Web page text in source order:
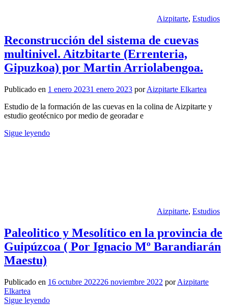
Aizpitarte, Estudios
Reconstrucción del sistema de cuevas
multinivel. Aitzbitarte (Errenteria,
Gipuzkoa) por Martin Arriolabengoa.
Publicado en 1 enero 20231 enero 2023 porAizpitarte Elkartea
Estudio de la formación de las cuevas en la colina de Aizpitarte y
estudio geotécnico por medio de georadar e
Sigue leyendo
Aizpitarte, Estudios
Paleolitico y Mesolítico en la provincia de
Guipúzcoa ( Por Ignacio Mº Barandiarán
Maestu)
Publicado en 16 octubre 202226 noviembre 2022 porAizpitarte
Elkartea
Sigue leyendo